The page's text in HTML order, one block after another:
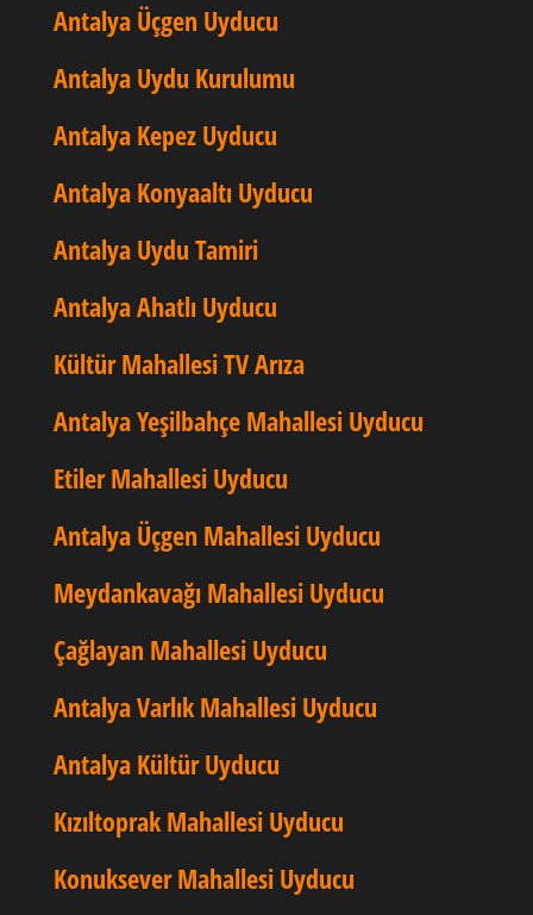
Antalya Üçgen Uyducu
Antalya Uydu Kurulumu
Antalya Kepez Uyducu
Antalya Konyaaltı Uyducu
Antalya Uydu Tamiri
Antalya Ahatlı Uyducu
Kültür Mahallesi TV Arıza
Antalya Yeşilbahçe Mahallesi Uyducu
Etiler Mahallesi Uyducu
Antalya Üçgen Mahallesi Uyducu
Meydankavağı Mahallesi Uyducu
Çağlayan Mahallesi Uyducu
Antalya Varlık Mahallesi Uyducu
Antalya Kültür Uyducu
Kızıltoprak Mahallesi Uyducu
Konuksever Mahallesi Uyducu